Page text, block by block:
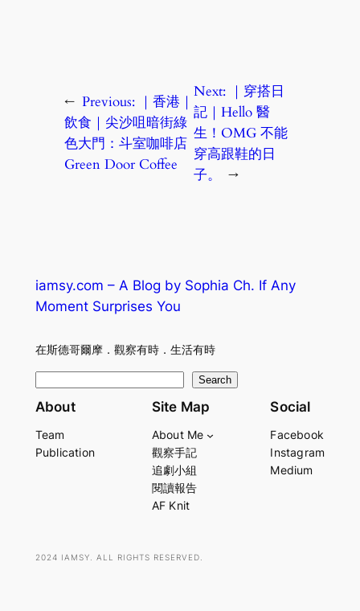
← Previous: ｜香港｜
飲食｜尖沙咀暗街綠
色大門：斗室咖啡店
Green Door Coffee
Next: ｜穿搭日
記｜Hello 醫
生！OMG 不能
穿高跟鞋的日
子。
→
iamsy.com – A Blog by Sophia Ch. If Any
Moment Surprises You
在斯德哥爾摩．觀察有時．生活有時
e
r
Search
About
Team
Publication
Site Map
About Me
觀察手記
追劇小組
閱讀報告
AF Knit
Social
Facebook
Instagram
Medium
2024 IAMSY. ALL RIGHTS RESERVED.